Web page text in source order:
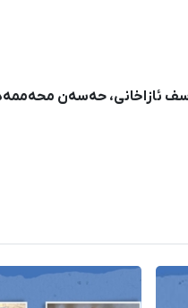
ئازاخانی، حەسەن